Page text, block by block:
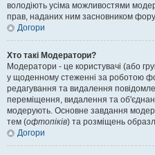
володіють усіма можливостями
прав, наданих ним засновником
Догори
Хто такі Модератори?
Модератори - це користувачі (або
у щоденному стеженні за роботою
редагування та видалення
переміщення, видалення та
модерують. Основне завдання
тем (офтопіків) та розміщень
Догори